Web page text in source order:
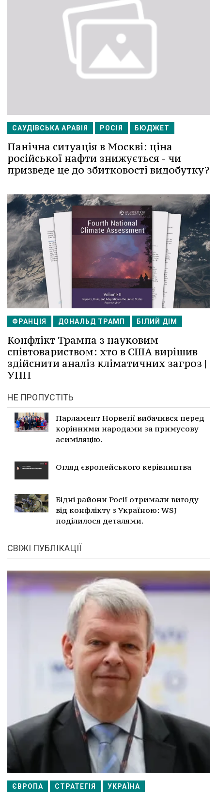
САУДІВСЬКА АРАВІЯ РОСІЯ БЮДЖЕТ
Панічна ситуація в Москві: ціна
російської нафти знижується - чи
призведе це до збитковості видобутку?
ФРАНЦІЯ ДОНАЛЬД ТРАМП БІЛИЙ ДІМ
Конфлікт Трампа з науковим
співтовариством: хто в США вирішив
здійснити аналіз кліматичних загроз |
УНН
НЕ ПРОПУСТІТЬ
Парламент Норвегії вибачився перед
корінними народами за примусову
асиміляцію.
Огляд європейського керівництва
Бідні райони Росії отримали вигоду
від конфлікту з Україною: WSJ
поділилося деталями.
СВІЖІ ПУБЛІКАЦІЇ
ЄВРОПА СТРАТЕГІЯ УКРАЇНА